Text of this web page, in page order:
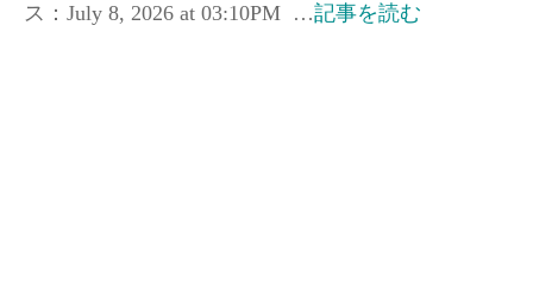
ス：July 8, 2026 at 03:10PM …記事を読む